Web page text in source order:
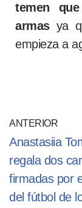
temen
armasya
empieza a
ANTERIOR
Anastasiia
regala dos
firmadas por
del fútbol de